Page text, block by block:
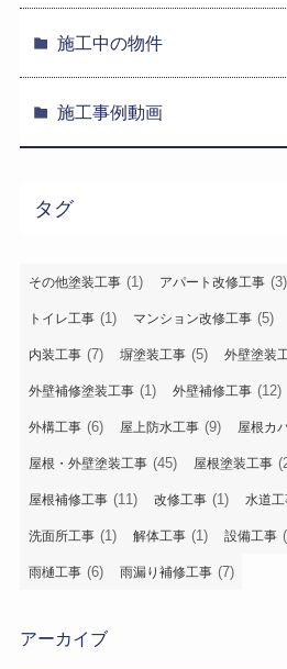
施工中の物件
施工事例動画
タグ
その他塗装工事 (1) アパート改修工事 (3)
トイレ工事 (1) マンション改修工事 (5)
内装工事 (7) 塀塗装工事 (5) 外壁塗装
外壁補修塗装工事 (1) 外壁補修工事 (12)
外構工事 (6) 屋上防水工事 (9) 屋根カ
屋根・外壁塗装工事 (45) 屋根塗装工事
屋根補修工事 (11) 改修工事 (1) 水道
洗面所工事 (1) 解体工事 (1) 設備工事
雨樋工事 (6) 雨漏り補修工事 (7)
アーカイブ